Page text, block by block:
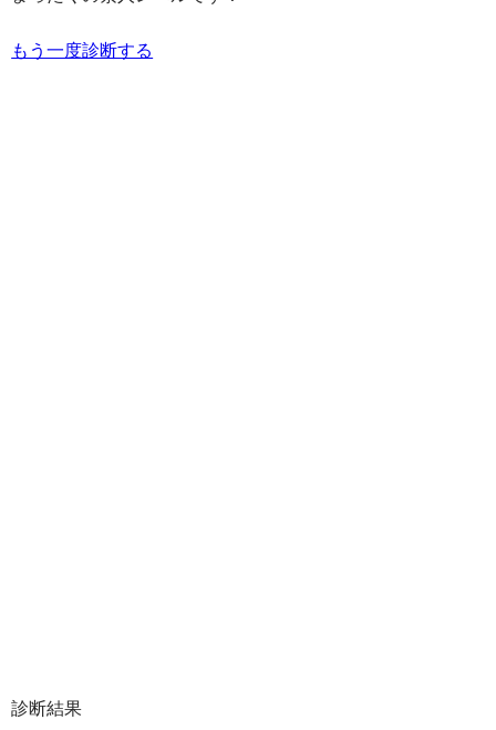
もう一度診断する
診断結果